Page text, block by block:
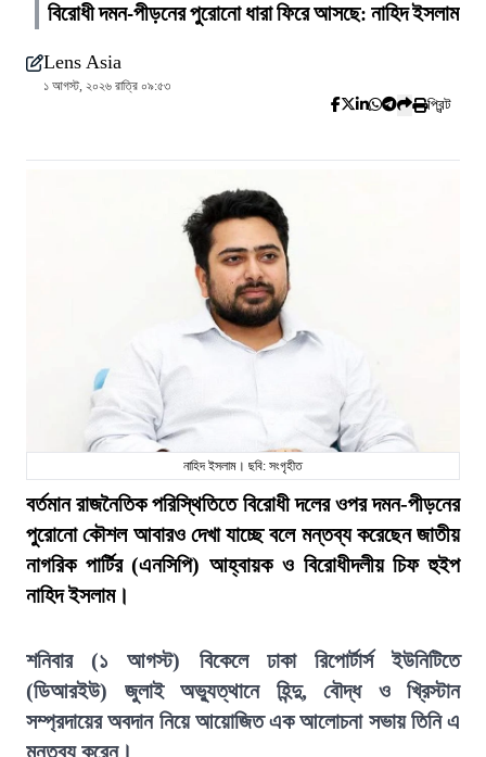
বিরোধী দমন-পীড়নের পুরোনো ধারা ফিরে আসছে: নাহিদ ইসলাম
Lens Asia
১ আগস্ট, ২০২৬ রাত্রি ০৯:৫৩
প্রিন্ট
নাহিদ ইসলাম। ছবি: সংগৃহীত
বর্তমান রাজনৈতিক পরিস্থিতিতে বিরোধী দলের ওপর দমন-পীড়নের
পুরোনো কৌশল আবারও দেখা যাচ্ছে বলে মন্তব্য করেছেন জাতীয়
নাগরিক পার্টির (এনসিপি) আহ্বায়ক ও বিরোধীদলীয় চিফ হুইপ
নাহিদ ইসলাম।
শনিবার (১ আগস্ট) বিকেলে ঢাকা রিপোর্টার্স ইউনিটিতে
(ডিআরইউ) জুলাই অভ্যুত্থানে হিন্দু, বৌদ্ধ ও খ্রিস্টান
সম্প্রদায়ের অবদান নিয়ে আয়োজিত এক আলোচনা সভায় তিনি এ
মন্তব্য করেন।